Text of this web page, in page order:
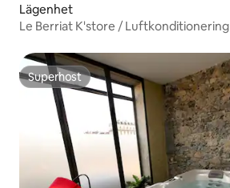
Lägenhet
Le Berriat K'store / Luftkonditionering
Superhost
Superhost